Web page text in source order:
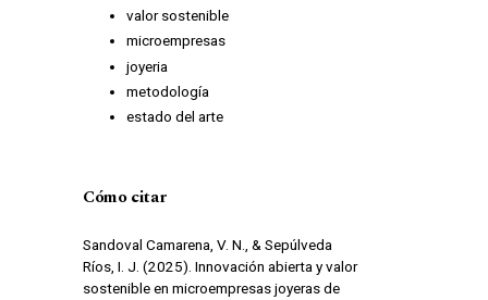
valor sostenible
microempresas
joyeria
metodología
estado del arte
Cómo citar
Sandoval Camarena, V. N., & Sepúlveda
Ríos, I. J. (2025). Innovación abierta y valor
sostenible en microempresas joyeras de